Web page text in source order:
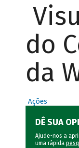
do
da
Ações
DÊ SUA
Ajude-nos a
uma rápida